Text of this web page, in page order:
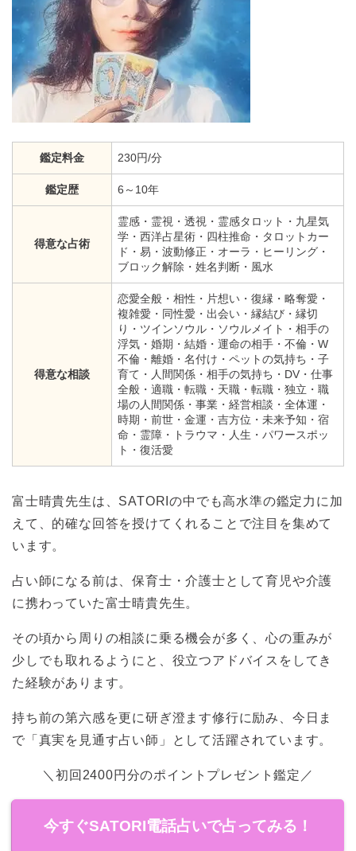
鑑定料金 230円/分
鑑定歴 6～10年
得意な占術
霊感・霊視・透視・霊感タロット・九星気
学・西洋占星術・四柱推命・タロットカー
ド・易・波動修正・オーラ・ヒーリング・
ブロック解除・姓名判断・風水
得意な相談
恋愛全般・相性・片想い・復縁・略奪愛・
複雑愛・同性愛・出会い・縁結び・縁切
り・ツインソウル・ソウルメイト・相手の
浮気・婚期・結婚・運命の相手・不倫・W
不倫・離婚・名付け・ペットの気持ち・子
育て・人間関係・相手の気持ち・DV・仕事
全般・適職・転職・天職・転職・独立・職
場の人間関係・事業・経営相談・全体運・
時期・前世・金運・吉方位・未来予知・宿
命・霊障・トラウマ・人生・パワースポッ
ト・復活愛
富士晴貴先生は、SATORIの中でも高水準の鑑定力に加
えて、的確な回答を授けてくれることで注目を集めて
います。
占い師になる前は、保育士・介護士として育児や介護
に携わっていた富士晴貴先生。
その頃から周りの相談に乗る機会が多く、心の重みが
少しでも取れるようにと、役立つアドバイスをしてき
た経験があります。
持ち前の第六感を更に研ぎ澄ます修行に励み、今日ま
で「真実を見通す占い師」として活躍されています。
＼初回2400円分のポイントプレゼント鑑定／
今すぐSATORI電話占いで占ってみる！